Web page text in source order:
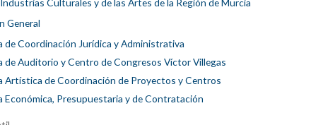
Culturales y de las Artes de la Región de Murcia
General
de Coordinación Jurídica y Administrativa
de Auditorio y Centro de Congresos Víctor Villegas
Artística de Coordinación de Proyectos y Centros
Económica, Presupuestaria y de Contratación